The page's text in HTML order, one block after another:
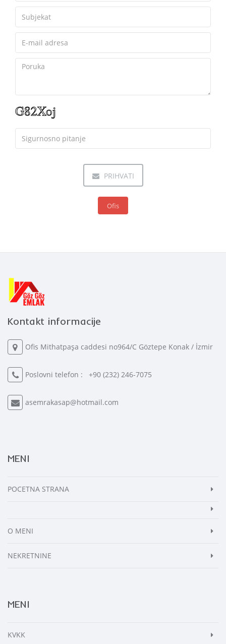
PRIHVATI
Ofis
Kontakt informacije
Ofis Mithatpaşa caddesi no964/C Göztepe Konak / İzmir
Poslovni telefon : +90 (232) 246-7075
asemrakasap@hotmail.com
MENI
POCETNA STRANA
O MENI
NEKRETNINE
MENI
KVKK